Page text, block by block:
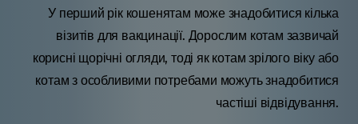
У перший рік кошенятам може знадобитися кілька
візитів для вакцинації. Дорослим котам зазвичай
корисні щорічні огляди, тоді як котам зрілого віку або
котам з особливими потребами можуть знадобитися
частіші відвідування.